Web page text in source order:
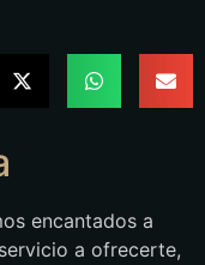
encantados a
a ofrecerte,